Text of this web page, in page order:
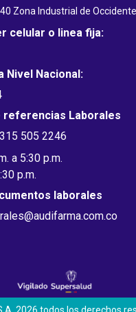
Zona Industrial de Occidente
celular o linea fija:
Nivel Nacional:
referencias Laborales
505 2246
a 5:30 p.m.
p.m.
laborales